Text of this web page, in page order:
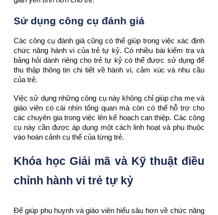
Sử dụng công cụ đánh giá
Các công cụ đánh giá cũng có thể giúp trong việc xác định
chức năng hành vi của trẻ tự kỷ. Có nhiều bài kiểm tra và
bảng hỏi dành riêng cho trẻ tự kỷ có thể được sử dụng để
thu thập thông tin chi tiết về hành vi, cảm xúc và nhu cầu
của trẻ.
Việc sử dụng những công cụ này không chỉ giúp cha mẹ và
giáo viên có cái nhìn tổng quan mà còn có thể hỗ trợ cho
các chuyên gia trong việc lên kế hoạch can thiệp. Các công
cụ này cần được áp dụng một cách linh hoạt và phụ thuộc
vào hoàn cảnh cụ thể của từng trẻ.
Khóa học Giải mã và Kỹ thuật điều
chỉnh hành vi trẻ tự kỷ
Để giúp phụ huynh và giáo viên hiểu sâu hơn về chức năng